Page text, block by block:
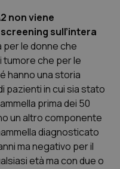
Ulcerosa
neurodegenerative
non viene
sull’intera
per le donne che
tumore che per le
hanno una storia
pazienti in cui sia stato
prima dei 50
un altro componente
diagnosticato
ma negativo per il
età ma con due o